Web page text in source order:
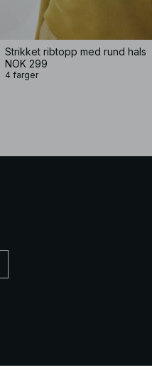
Strikket ribtopp med rund hals
NOK 299
4 farger